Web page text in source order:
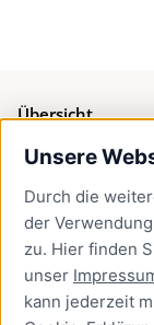
Unsere
Durch die
der
zu. Hier finden
unser
kann jederzeit
Übersicht
Bürgerservice
Presse
Newsletter
Kontakt